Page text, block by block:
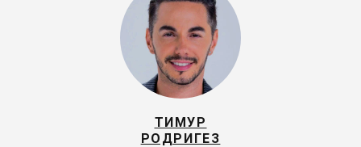
ТИМУР
РОДРИГЕЗ